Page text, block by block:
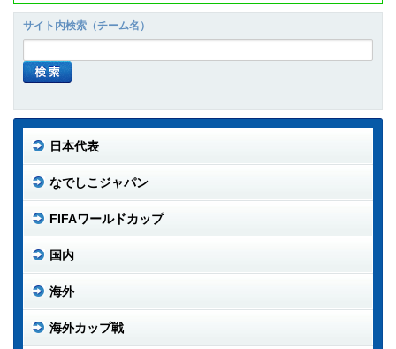
サイト内検索（チーム名）
日本代表
なでしこジャパン
FIFAワールドカップ
国内
海外
海外カップ戦